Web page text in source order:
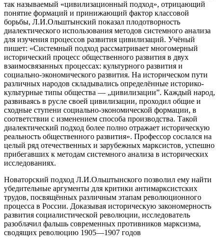
так называемый «цивилизационный подход», отрицающий
понятие формаций и принижающий фактор классовой
борьбы, Л.И.Ольштынский показал плодотворность
диалектического использования методов системного анализа
для изучения процессов развития цивилизаций. Учёный
пишет: «Системный подход рассматривает многомерный
исторический процесс общественного развития в двух
взаимосвязанных процессах: культурного развития и
социально-экономического развития. На историческом пути
различных народов складывались определённые историко-
культурные типы общества — „цивилизации”. Каждый народ,
развиваясь в русле своей цивилизации, проходил общие и
сходные ступени социально-экономической формации, в
соответствии с изменением способа производства. Такой
диалектический подход более полно отражает историческую
реальность общественного развития». Профессор сослался на
целый ряд отечественных и зарубежных марксистов, успешно
прибегавших к методам системного анализа в исторических
исследованиях.
Новаторский подход Л.И.Ольштынского позволил ему найти
убедительные аргументы для критики антимарксистских
трудов, посвящённых различным этапам революционного
процесса в России. Доказывая историческую закономерность
развития социалистической революции, исследователь
разоблачил фальшь современных противников марксизма,
сводящих революцию 1905—1907 годов